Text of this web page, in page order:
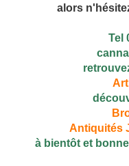
alors
Tel
Antiquités
à bientôt et